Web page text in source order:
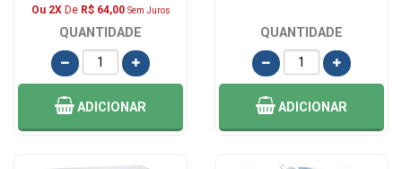
Ou 2XDe R$ 64,00 Sem Juros
QUANTIDADE
ADICIONAR
QUANTIDADE
ADICIONAR